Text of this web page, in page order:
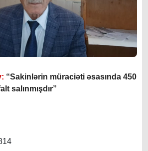
“Sakinlərin müraciəti əsasında 450
salınmışdır”